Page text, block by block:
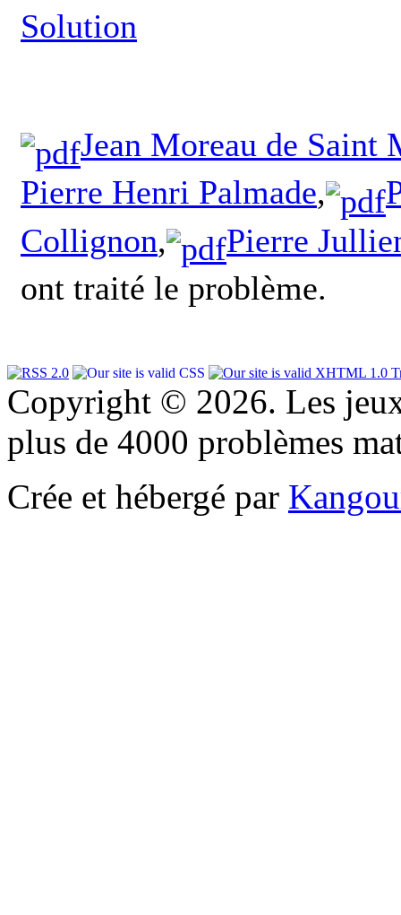
Solution
Jean Moreau de Saint
Pierre Henri Palmade,
Collignon,
Pierre
ont traité le problème.
Copyright © 2026. Les
plus de 4000 problèmes
Crée et hébergé par